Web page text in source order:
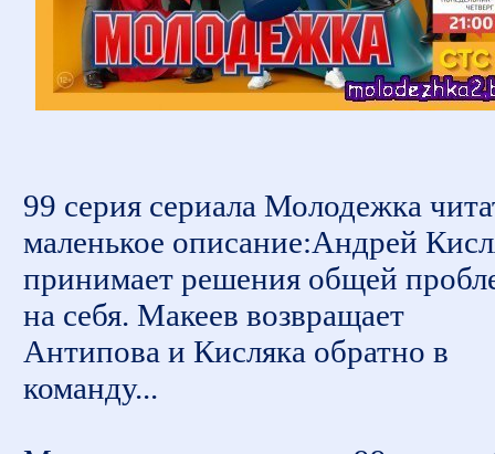
99 серия сериала Молодежка
маленькое описание:Андрей
принимает решения общей
на себя. Макеев возвращает
Антипова и Кисляка обратно в
команду...